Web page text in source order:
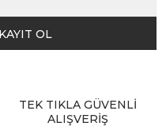
OL
TEK TIKLA GÜVENLİ
ALIŞVERİŞ